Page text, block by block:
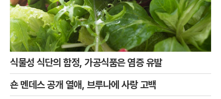
식물성 식단의 함정, 가공식품은 염증 유발
숀 멘데스 공개 열애, 브루나에 사랑 고백